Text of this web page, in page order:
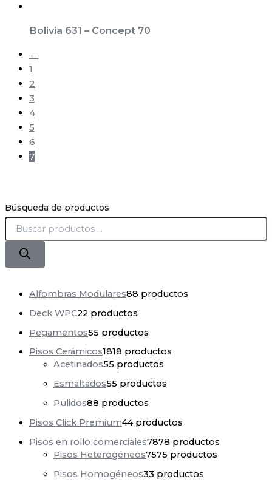
Bolivia 631 – Concept 70
←
1
2
3
4
5
6
7
Búsqueda de productos
Alfombras Modulares88 productos
Deck WPC22 productos
Pegamentos55 productos
Pisos Cerámicos1818 productos
Acetinados55 productos
Esmaltados55 productos
Pulidos88 productos
Pisos Click Premium44 productos
Pisos en rollo comerciales7878 productos
Pisos Heterogéneos7575 productos
Pisos Homogéneos33 productos